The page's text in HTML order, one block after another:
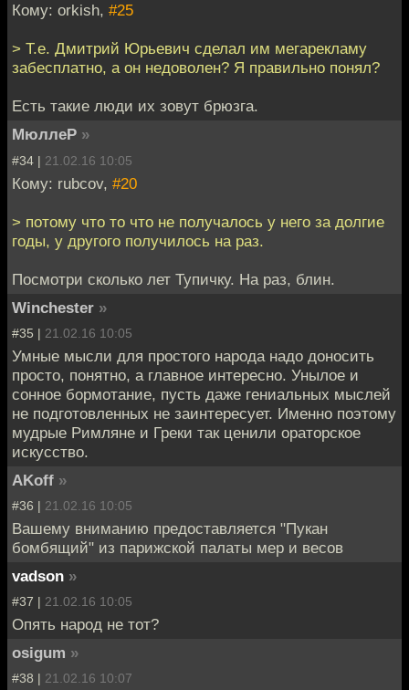
Кому: orkish, #25
> Т.е. Дмитрий Юрьевич сделал им мегарекламу
забесплатно, а он недоволен? Я правильно понял?
Есть такие люди их зовут брюзга.
МюллеР »
#34 | 21.02.16 10:05
Кому: rubcov, #20
> потому что то что не получалось у него за долгие
годы, у другого получилось на раз.
Посмотри сколько лет Тупичку. На раз, блин.
Winchester »
#35 | 21.02.16 10:05
Умные мысли для простого народа надо доносить
просто, понятно, а главное интересно. Унылое и
сонное бормотание, пусть даже гениальных мыслей
не подготовленных не заинтересует. Именно поэтому
мудрые Римляне и Греки так ценили ораторское
искусство.
AKoff »
#36 | 21.02.16 10:05
Вашему вниманию предоставляется "Пукан
бомбящий" из парижской палаты мер и весов
vadson »
#37 | 21.02.16 10:05
Опять народ не тот?
osigum »
#38 | 21.02.16 10:07